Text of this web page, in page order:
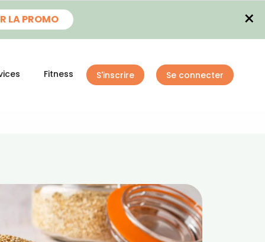
LA PROMO ×
Fitness S'inscrire Se connecter